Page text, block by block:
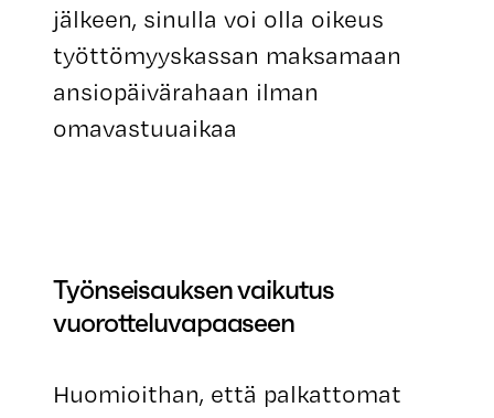
jälkeen, sinulla voi olla oikeus
työttömyyskassan maksamaan
ansiopäivärahaan ilman
omavastuuaikaa
Työnseisauksen vaikutus
vuorotteluvapaaseen
Huomioithan, että palkattomat